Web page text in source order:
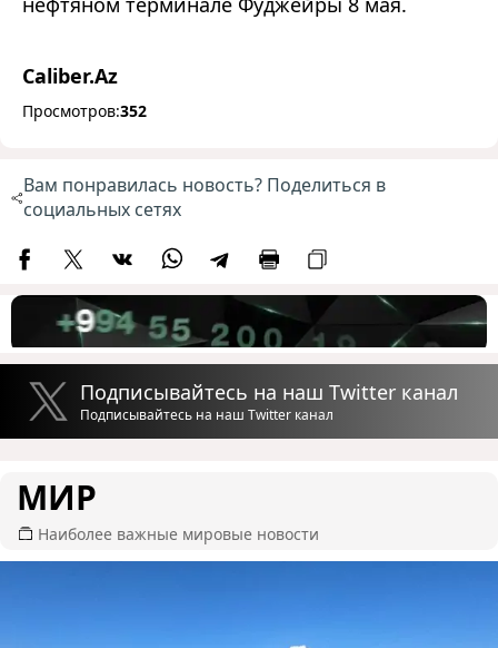
Caliber.Az
Просмотров:352
Вам понравилась новость? Поделиться в
социальных сетях
Подписывайтесь на наш Twitter канал
Подписывайтесь на наш Twitter канал
МИР
Наиболее важные мировые новости